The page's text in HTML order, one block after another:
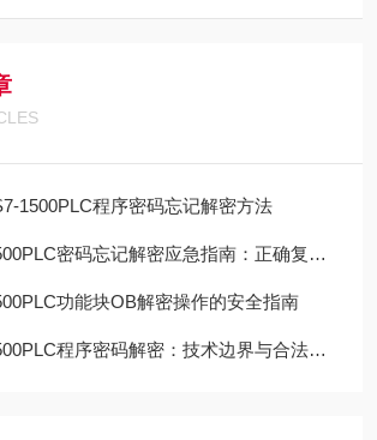
1500PLC程序密码忘记解密方法
密码忘记解密应急指南：正确复位流程与数据取舍
功能块OB解密操作的安全指南
程序密码解密：技术边界与合法路径的深度解析